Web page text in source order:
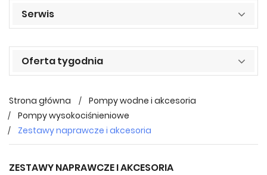
Serwis
Oferta tygodnia
Strona główna
Pompy wodne i akcesoria
Pompy wysokociśnieniowe
Zestawy naprawcze i akcesoria
ZESTAWY NAPRAWCZE I AKCESORIA